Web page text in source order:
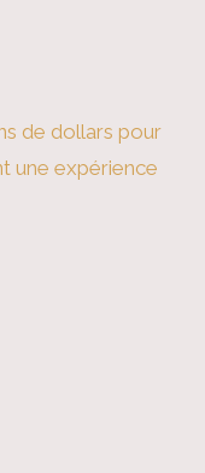
de dollars pour
une expérience